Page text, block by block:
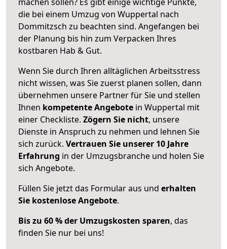
die bei einem Umzug von Wuppertal nach
Dommitzsch zu beachten sind. Angefangen bei
der Planung bis hin zum Verpacken Ihres
kostbaren Hab & Gut.
Wenn Sie durch Ihren alltäglichen Arbeitsstress
nicht wissen, was Sie zuerst planen sollen, dann
übernehmen unsere Partner für Sie und stellen
Ihnen kompetente Angebote in Wuppertal mit
einer Checkliste. Zögern Sie nicht, unsere
Dienste in Anspruch zu nehmen und lehnen Sie
sich zurück. Vertrauen Sie unserer 10 Jahre
Erfahrung in der Umzugsbranche und holen Sie
sich Angebote.
Füllen Sie jetzt das Formular aus und erhalten
Sie kostenlose Angebote.
Bis zu 60 % der Umzugskosten sparen, das
finden Sie nur bei uns!